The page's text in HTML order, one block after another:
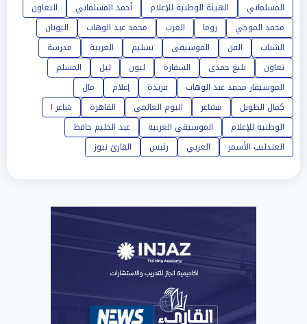
المسلماني الهيئة الوطنية للإعلام أحمد المسلماني
التعاون
محمد الموجي
روما العرب محمد عبد الوهاب
اليونان
الشباب
الفن الموسيقى تسليم العربية
مدرسة
تعاون
بليغ حمدي السفارة ليون ليل
المسلم
الموسيقار محمد عبد الوهاب
فريدة إعلام
مال
كمال الطويل
مشاعر اليوم العالمي القاهرة
شاعر ا
الوطنية للإعلام
الموسيقي العربية
عبد الحليم حافظ
العندليب الأسمر
العربي رئيس القارئ نيوز